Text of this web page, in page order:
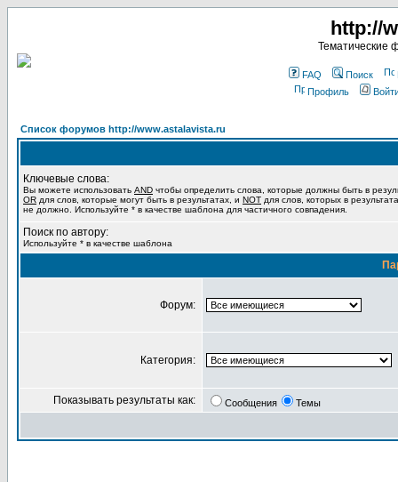
http://
Тематические
FAQ Поиск
Профиль
Список форумов http://www.astalavista.ru
Ключевые слова:
Вы можете использовать AND чтобы определить слова, которые должны быть в
OR для слов, которые могут быть в результатах, и NOT для слов, которых в
не должно. Используйте * в качестве шаблона для частичного совпадения.
Поиск по автору:
Используйте * в качестве шаблона
Форум:
Категория:
Показывать результаты как: Сообщения Темы